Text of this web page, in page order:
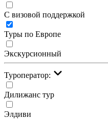
С визовой поддержкой
Туры по Европе
Экскурсионный
Туроператор:
Дилижанс тур
Элдиви